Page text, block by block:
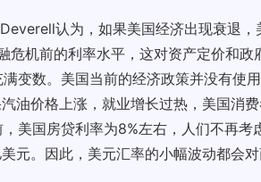
认为，如果美国经济出现衰退
危机前的利率水平，这对资产定价和
变数。美国当前的经济政策并没有使
油价格上涨，就业增长过热，美国消
美国房贷利率为8%左右，人们不再
元。因此，美元汇率的小幅波动都会